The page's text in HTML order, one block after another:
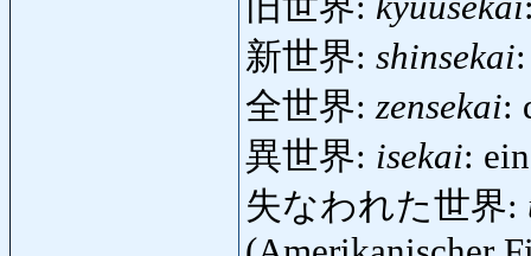
新世界: shinsekai
全世界:zensekai:
異世界: isekai:
失なわれた世界: